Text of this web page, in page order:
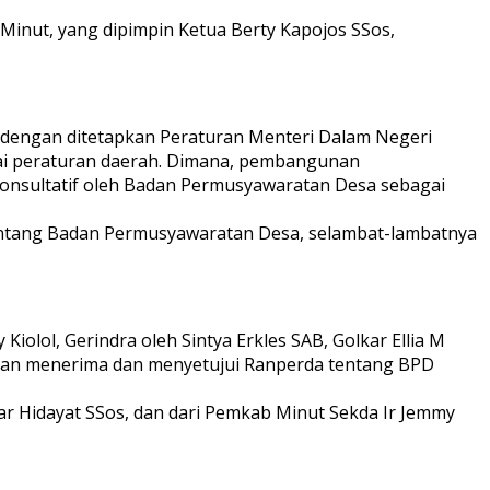
yang dipimpin Ketua Berty Kapojos SSos,
ditetapkan Peraturan Menteri Dalam Negeri
peraturan daerah. Dimana, pembangunan
oleh Badan Permusyawaratan Desa sebagai
Badan Permusyawaratan Desa, selambat-lambatnya
Gerindra oleh Sintya Erkles SAB, Golkar Ellia M
menerima dan menyetujui Ranperda tentang BPD
SSos, dan dari Pemkab Minut Sekda Ir Jemmy